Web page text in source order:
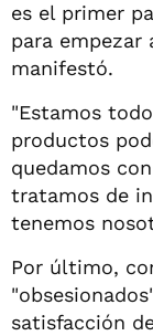
es el primer
para empezar
manifestó.
"Estamos
productos
quedamos
tratamos de
tenemos
Por último,
satisfacción